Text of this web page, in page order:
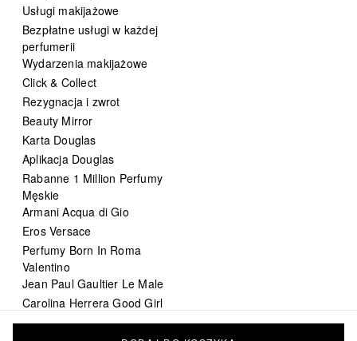
Usługi makijażowe
Bezpłatne usługi w każdej
perfumerii
Wydarzenia makijażowe
Click & Collect
Rezygnacja i zwrot
Beauty Mirror
Karta Douglas
Aplikacja Douglas
Rabanne 1 Million Perfumy
Męskie
Armani Acqua di Gio
Eros Versace
Perfumy Born In Roma
Valentino
Jean Paul Gaultier Le Male
Carolina Herrera Good Girl
DIOR Sauvage